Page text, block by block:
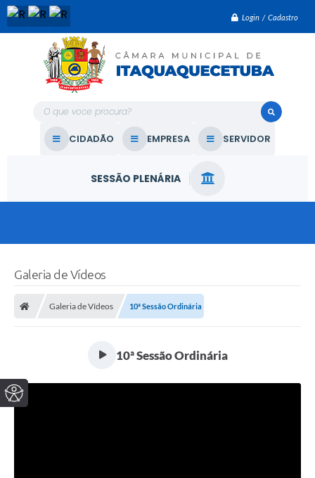
Login / Cadastro
O que voce procura?
CIDADÃO EMPRESA SERVIDOR
SESSÃO PLENÁRIA
Galeria de Vídeos
Galeria de Vídeos 10ª Sessão Ordinária
10ª Sessão Ordinária